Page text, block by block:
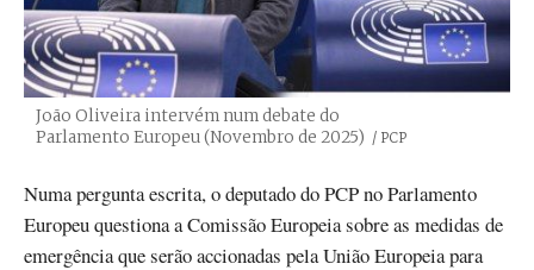
João Oliveira intervém num debate do
Parlamento Europeu (Novembro de 2025) Créditos
/ PCP
Numa pergunta escrita, o deputado do PCP no Parlamento
Europeu questiona a Comissão Europeia sobre as medidas de
emergência que serão accionadas pela União Europeia para